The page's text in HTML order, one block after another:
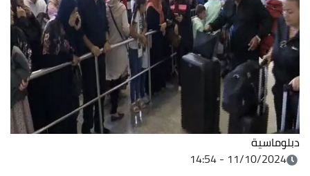
دبلوماسية
11/10/2024 - 14:54